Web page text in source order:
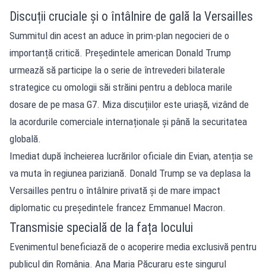
Discuții cruciale și o întâlnire de gală la Versailles
Summitul din acest an aduce în prim-plan negocieri de o
importanță critică. Președintele american Donald Trump
urmează să participe la o serie de întrevederi bilaterale
strategice cu omologii săi străini pentru a debloca marile
dosare de pe masa G7. Miza discuțiilor este uriașă, vizând de
la acordurile comerciale internaționale și până la securitatea
globală.
Imediat după încheierea lucrărilor oficiale din Evian, atenția se
va muta în regiunea pariziană. Donald Trump se va deplasa la
Versailles pentru o întâlnire privată și de mare impact
diplomatic cu președintele francez Emmanuel Macron.
Transmisie specială de la fața locului
Evenimentul beneficiază de o acoperire media exclusivă pentru
publicul din România. Ana Maria Păcuraru este singurul